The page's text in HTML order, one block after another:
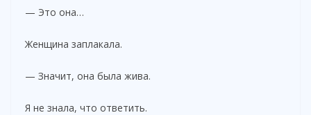
— Это она…
Женщина заплакала.
— Значит, она была жива.
Я не знала, что ответить.